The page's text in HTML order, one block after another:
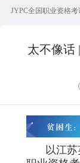
JYPC全国职业资格
太不像话
以江